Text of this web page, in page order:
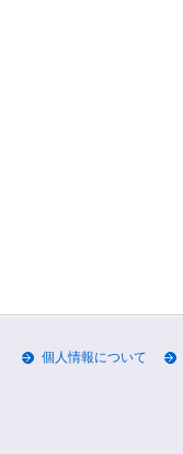
個人情報について